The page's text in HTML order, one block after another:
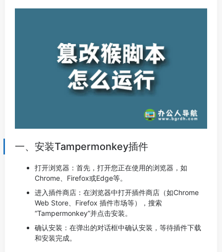
一、安装Tampermonkey插件
打开浏览器：首先，打开您正在使用的浏览器，如
Chrome、Firefox或Edge等。
进入插件商店：在浏览器中打开插件商店（如Chrome
Web Store、Firefox 插件市场等），搜索
“Tampermonkey”并点击安装。
确认安装：在弹出的对话框中确认安装，等待插件下载
和安装完成。